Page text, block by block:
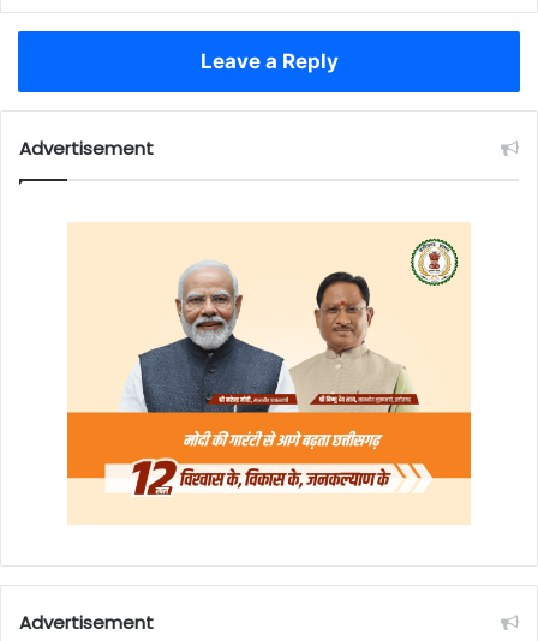
Leave a Reply
Advertisement
Advertisement